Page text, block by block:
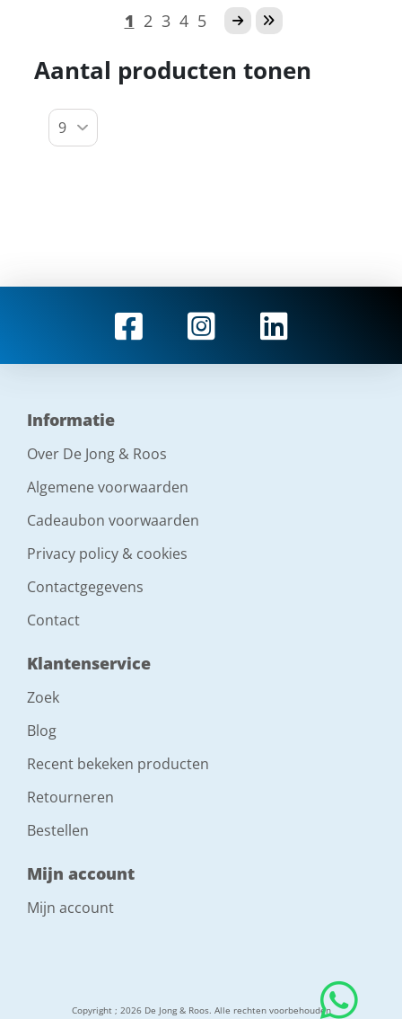
1 2 3 4 5
Aantal producten tonen
Informatie
Over De Jong & Roos
Algemene voorwaarden
Cadeaubon voorwaarden
Privacy policy & cookies
Contactgegevens
Contact
Klantenservice
Zoek
Blog
Recent bekeken producten
Retourneren
Bestellen
Mijn account
Mijn account
Copyright ; 2026 De Jong & Roos. Alle rechten voorbehouden